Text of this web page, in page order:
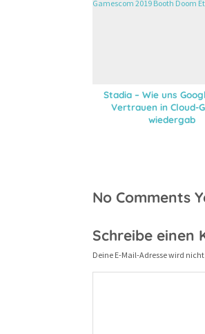
Stadia – Wie uns
Vertrauen in Cloud-
wiedergab
No Comments
Schreibe einen
Deine E-Mail-Adresse wird